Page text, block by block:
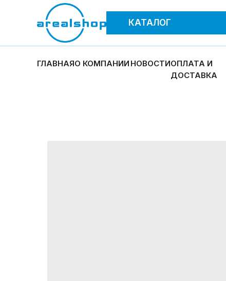
КАТАЛОГ
ГЛАВНАЯО КОМПАНИИ НОВОСТИОПЛАТА И
ДОСТАВКА